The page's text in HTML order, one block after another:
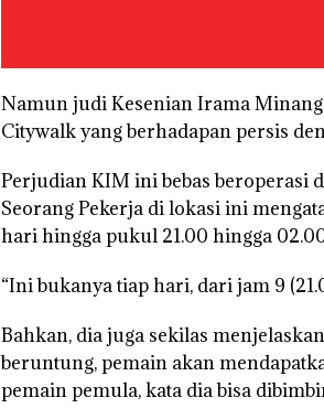
Namun judi Kesenian Irama
Citywalk yang berhadapan persis
Perjudian KIM ini bebas beroperasi
Seorang Pekerja di lokasi ini
hari hingga pukul 21.00 hingga
“Ini bukanya tiap hari, dari jam 9
Bahkan, dia juga sekilas
beruntung, pemain akan
pemain pemula, kata dia bisa